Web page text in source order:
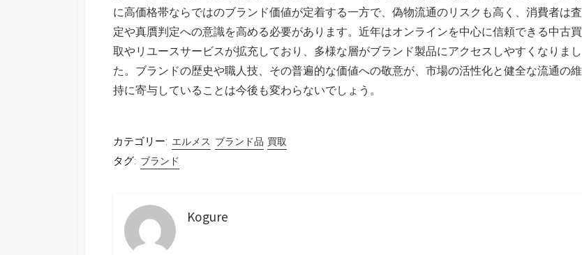
に高価格帯ならではのブランド価値が定着する一方で、偽物流通のリスクも高く、消費者は査
定や真贋判定への意識を高める必要があります。近年はオンラインを中心に信頼できる中古買
取やリユースサービスが拡充しており、多様な層がブランド製品にアクセスしやすくなりまし
た。ブランドの歴史や職人技、その普遍的な価値への敬意が、市場の活性化と健全な流通の維
持に寄与していることは今後も変わらないでしょう。
カテゴリー: エルメス ブランド品 買取
タグ: ブランド
Kogure